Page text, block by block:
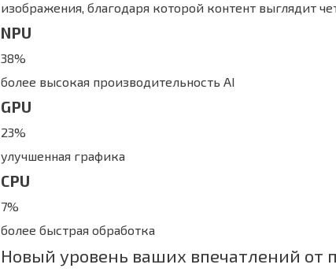
изображения, благодаря которой контент выглядит
NPU
38%
более высокая производительность AI
GPU
23%
улучшенная графика
CPU
7%
более быстрая обработка
Новый уровень ваших впечатлений от